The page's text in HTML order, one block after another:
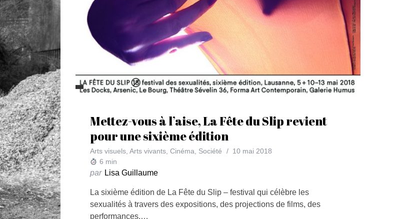
Mettez-vous à l’aise, La Fête du Slip revient
pour une sixième édition
Arts visuels, Arts vivants, Cinéma, Société
10 mai 2018
6 min
par Lisa Guillaume
La sixième édition de La Fête du Slip – festival qui célèbre les
sexualités à travers des expositions, des projections de films, des
performances,…